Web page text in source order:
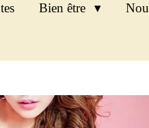
Bien être